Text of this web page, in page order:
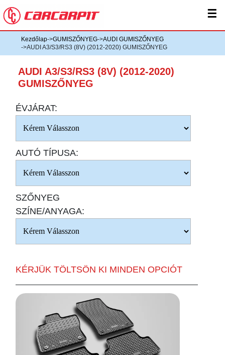
☰
Kezdőlap->GUMISZŐNYEG->AUDI GUMISZŐNYEG
->AUDI A3/S3/RS3 (8V) (2012-2020) GUMISZŐNYEG
AUDI A3/S3/RS3 (8V) (2012-2020)
GUMISZŐNYEG
ÉVJÁRAT:
AUTÓ TÍPUSA:
SZŐNYEG
SZÍNE/ANYAGA:
KÉRJÜK TÖLTSÖN KI MINDEN OPCIÓT